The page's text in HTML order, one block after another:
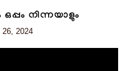
ഒപ്പം നിന്നയാളും
26, 2024